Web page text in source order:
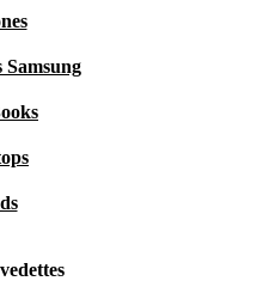
Samsung